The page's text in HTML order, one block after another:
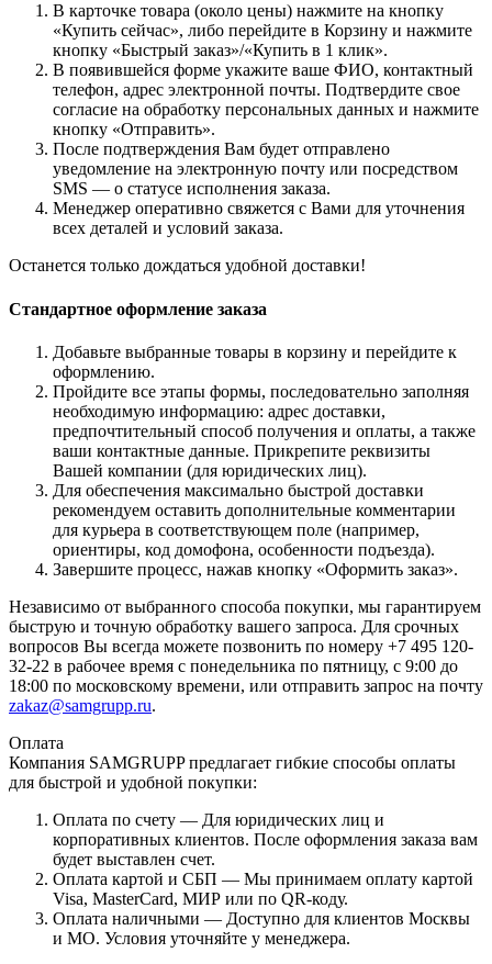
В карточке товара (около цены) нажмите на кнопку
«Купить сейчас», либо перейдите в Корзину и нажмите
кнопку «Быстрый заказ»/«Купить в 1 клик».
В появившейся форме укажите ваше ФИО, контактный
телефон, адрес электронной почты. Подтвердите свое
согласие на обработку персональных данных и нажмите
кнопку «Отправить».
После подтверждения Вам будет отправлено
уведомление на электронную почту или посредством
SMS — о статусе исполнения заказа.
Менеджер оперативно свяжется с Вами для уточнения
всех деталей и условий заказа.
Останется только дождаться удобной доставки!
Стандартное оформление заказа
Добавьте выбранные товары в корзину и перейдите к
оформлению.
Пройдите все этапы формы, последовательно заполняя
необходимую информацию: адрес доставки,
предпочтительный способ получения и оплаты, а также
ваши контактные данные. Прикрепите реквизиты
Вашей компании (для юридических лиц).
Для обеспечения максимально быстрой доставки
рекомендуем оставить дополнительные комментарии
для курьера в соответствующем поле (например,
ориентиры, код домофона, особенности подъезда).
Завершите процесс, нажав кнопку «Оформить заказ».
Независимо от выбранного способа покупки, мы гарантируем
быструю и точную обработку вашего запроса. Для срочных
вопросов Вы всегда можете позвонить по номеру +7 495 120-
32-22 в рабочее время с понедельника по пятницу, с 9:00 до
18:00 по московскому времени, или отправить запрос на почту
zakaz@samgrupp.ru.
Оплата
Компания SAMGRUPP предлагает гибкие способы оплаты
для быстрой и удобной покупки:
Оплата по счету — Для юридических лиц и
корпоративных клиентов. После оформления заказа вам
будет выставлен счет.
Оплата картой и СБП — Мы принимаем оплату картой
Visa, MasterCard, МИР или по QR-коду.
Оплата наличными — Доступно для клиентов Москвы
и МО. Условия уточняйте у менеджера.